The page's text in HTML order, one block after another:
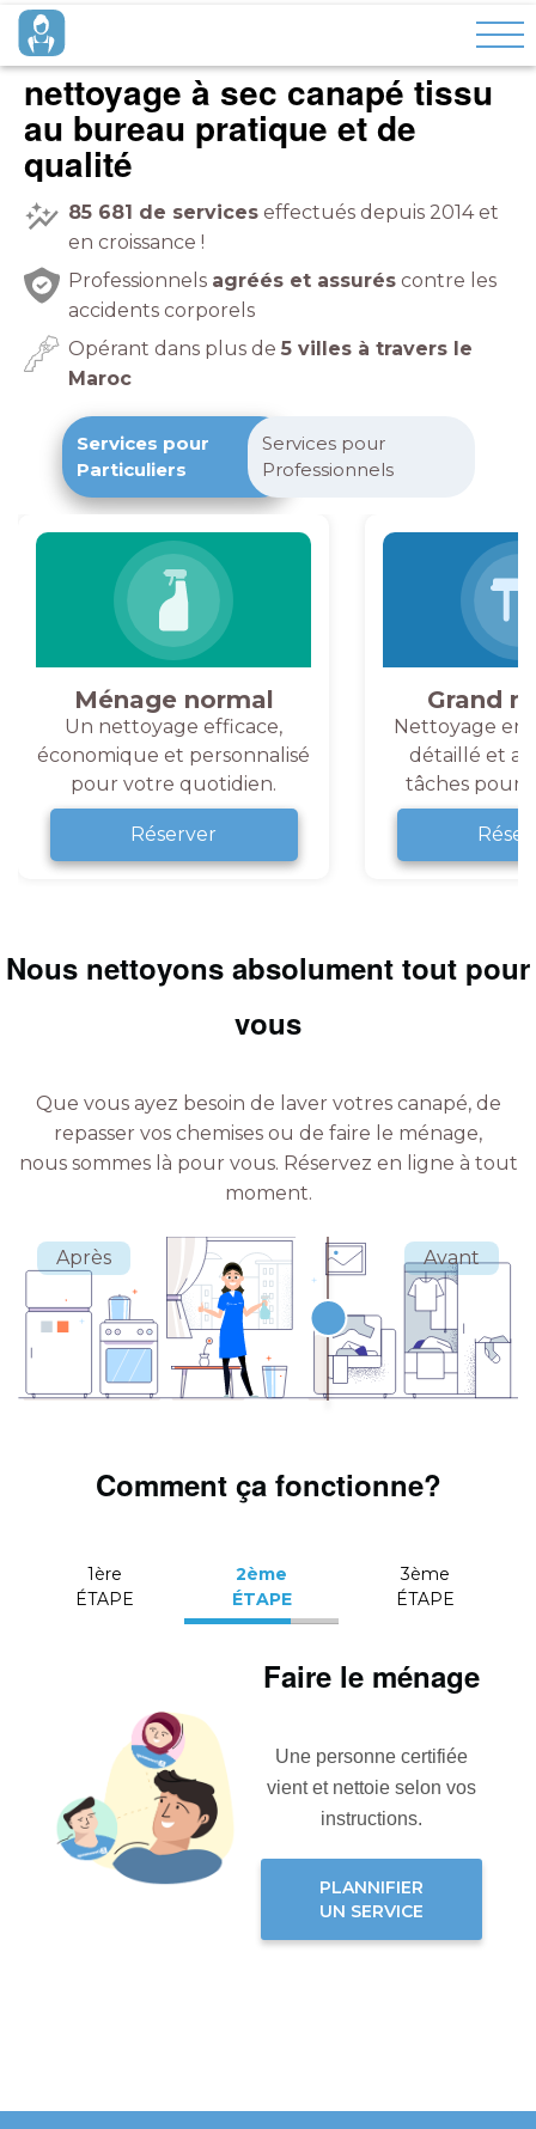
nettoyage à sec canapé tissu
à domicile pratique et de
qualité
85 681 de services effectués depuis 2014 et
en croissance !
Professionnels agréés et assurés contre les
accidents corporels
Opérant dans plus de 5 villes à travers le
Maroc
Services pour
Particuliers
Services pour
Professionnels
Ménage normal
Un nettoyage efficace,
économique et personnalisé
pour votre quotidien.
Réserver
Grand
Nettoyage en
détaillé et
tâches pour
Nous nettoyons absolument tout pour
vous
Que vous ayez besoin de laver votres canapé, de
repasser vos chemises ou de faire le ménage,
nous sommes là pour vous. Réservez en ligne à tout
moment.
Comment ça fonctionne?
1ère
ÉTAPE
2ème
ÉTAPE
3ème
ÉTAPE
Faire le ménage
Une personne certifiée
vient et nettoie selon vos
instructions.
PLANNIFIER
UN SERVICE